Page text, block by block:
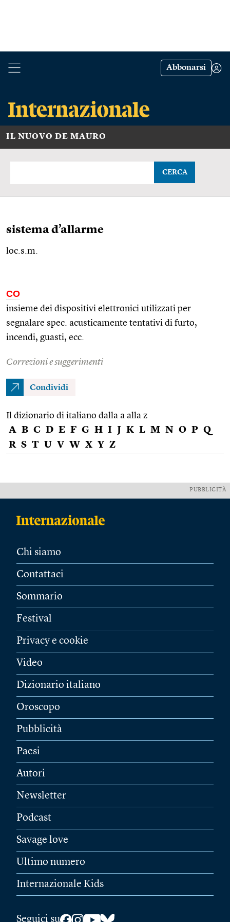
Abbonarsi
IL NUOVO DE MAURO
CERCA
sistema d’allarme
loc.s.m.
CO
insieme dei dispositivi elettronici utilizzati per
segnalare spec. acusticamente tentativi di furto,
incendi, guasti, ecc.
Correzioni e suggerimenti
Condividi
Il dizionario di italiano dalla a alla z
A B C D E F G H I J K L M N O P Q
R S T U V W X Y Z
PUBBLICITÀ
Chi siamo
Contattaci
Sommario
Festival
Privacy e cookie
Video
Dizionario italiano
Oroscopo
Pubblicità
Paesi
Autori
Newsletter
Podcast
Savage love
Ultimo numero
Internazionale Kids
Seguici su